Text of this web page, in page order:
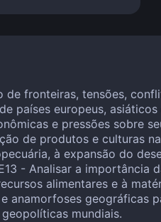
fronteiras, tensões,
países europeus,
e pressões sobre
de produtos e culturas na
à expansão do
- Analisar a importância
alimentares e à
geográficas
mundiais.